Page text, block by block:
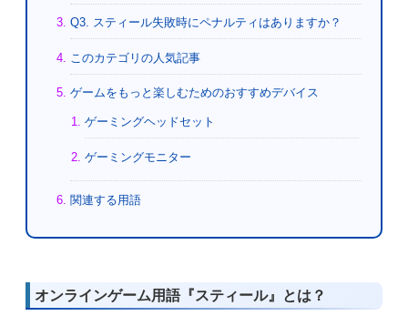
Q3. スティール失敗時にペナルティはありますか？
このカテゴリの人気記事
ゲームをもっと楽しむためのおすすめデバイス
ゲーミングヘッドセット
ゲーミングモニター
関連する用語
オンラインゲーム用語『スティール』とは？